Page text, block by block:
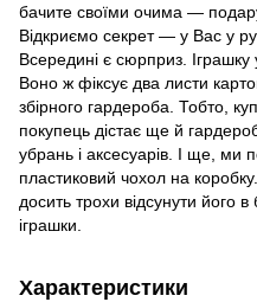
бачите своїми очима —
Відкриємо секрет — у Вас у
Всередині є сюрприз. Іграшку
Воно ж фіксує два листи
збірного гардероба. Тобто,
покупець дістає ще й
убрань і аксесуарів. І ще, ми
пластиковий чохол на
досить трохи відсунути його
іграшки.
Характеристики